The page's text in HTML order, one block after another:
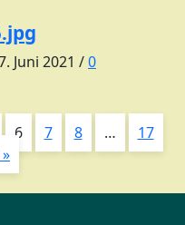
Juni 2021 /0
6 7 8 …
17